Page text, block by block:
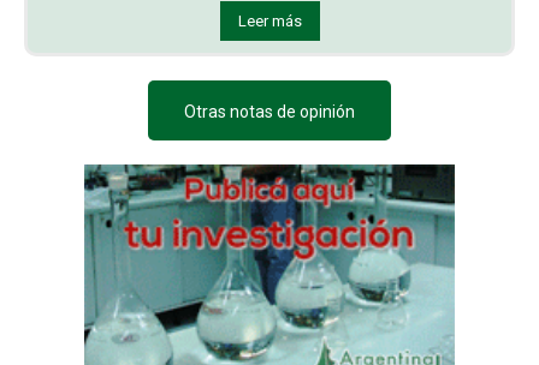
Leer más
Otras notas de opinión